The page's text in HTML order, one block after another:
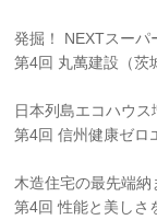
発掘！ NEXTスーパ
第4回 丸萬建設（茨
日本列島エコハウス
第4回 信州健康ゼロ
木造住宅の最先端納
第4回 性能と美しさ